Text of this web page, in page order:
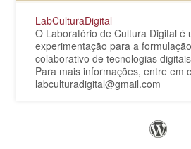
LabCulturaDigital
O Laboratório de Cultura Digital é
experimentação para a
colaborativo de tecnologias
Para mais informações, entre em
labculturadigital@gmail.com